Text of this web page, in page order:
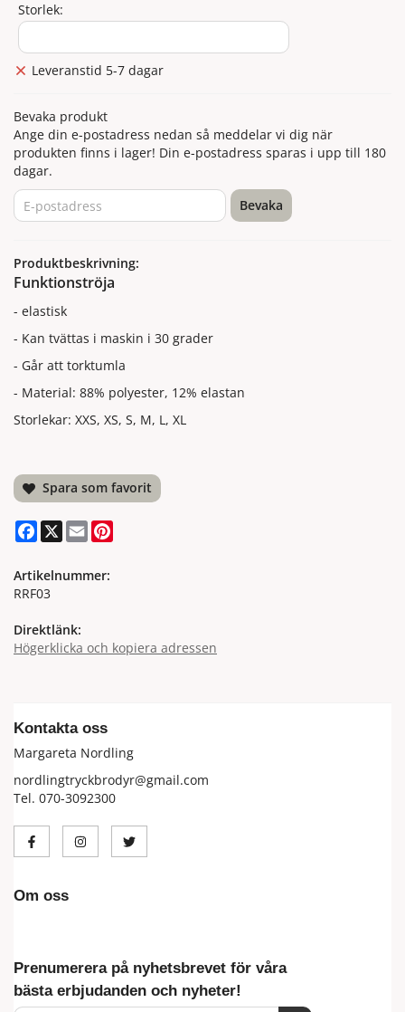
Storlek:
Leveranstid 5-7 dagar
Bevaka produkt
Ange din e-postadress nedan så meddelar vi dig när
produkten finns i lager! Din e-postadress sparas i upp till 180
dagar.
Bevaka
Produktbeskrivning:
Funktionströja
- elastisk
- Kan tvättas i maskin i 30 grader
- Går att torktumla
- Material: 88% polyester, 12% elastan
Storlekar: XXS, XS, S, M, L, XL
Spara som favorit
Facebook
X Email
Artikelnummer:
RRF03
Direktlänk:
Högerklicka och kopiera adressen
Kontakta oss
Margareta Nordling
nordlingtryckbrodyr@gmail.com
Tel. 070-3092300
Om oss
Prenumerera på nyhetsbrevet för våra
bästa erbjudanden och nyheter!